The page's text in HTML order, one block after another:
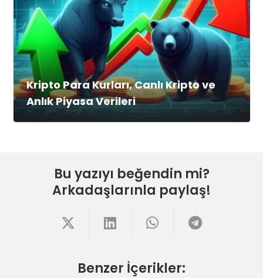
Kripto Para Kurları, Canlı Kripto ve
Anlık Piyasa Verileri
Bu yazıyı beğendin mi?
Arkadaşlarınla paylaş!
Benzer İçerikler: